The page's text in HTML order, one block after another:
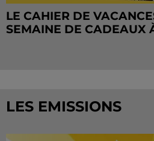
LE CAHIER DE
SEMAINE DE CADEAUX
LES EMISSIONS